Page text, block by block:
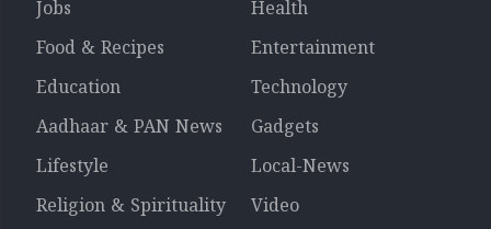
Jobs
Health
Food & Recipes
Entertainment
Education
Technology
Aadhaar & PAN News
Gadgets
Lifestyle
Local-News
Religion & Spirituality
Video